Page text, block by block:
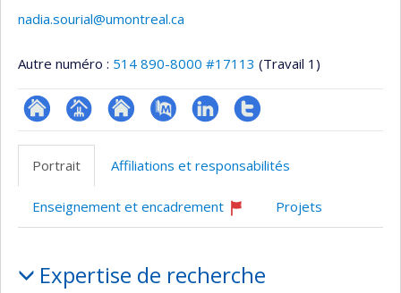
nadia.sourial@umontreal.ca
Autre numéro : 514 890-8000 #17113 (Travail 1)
ResearchGate
Page
professionnelle
(faculté,département,école)
Site
web
l’unité
de
PubMedLinkedInCompte
Portrait Affiliations et responsabilités
Enseignement et encadrement
Ce
Projets
Expertise de recherche